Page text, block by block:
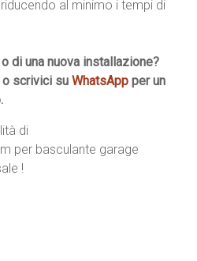
al minimo i tempi di
di una nuova installazione?
o scrivici suWhatsApp per un
di
per basculante garage
!